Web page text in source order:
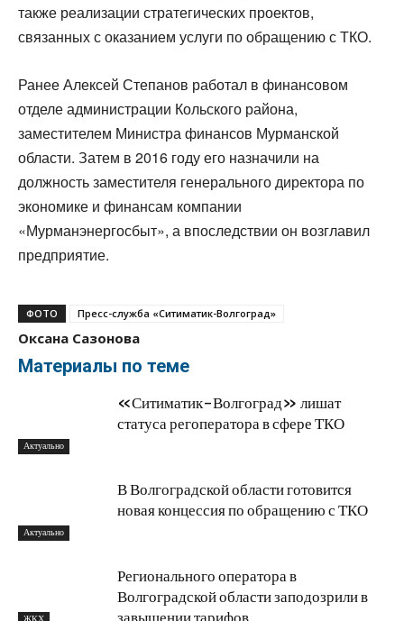
также реализации стратегических проектов,
связанных с оказанием услуги по обращению с ТКО.
Ранее Алексей Степанов работал в финансовом
отделе администрации Кольского района,
заместителем Министра финансов Мурманской
области. Затем в 2016 году его назначили на
должность заместителя генерального директора по
экономике и финансам компании
«Мурманэнергосбыт», а впоследствии он возглавил
предприятие.
ФОТО Пресс-служба «Ситиматик-Волгоград»
Оксана Сазонова
Материалы по теме
Актуально
«Ситиматик-Волгоград» лишат
статуса регоператора в сфере ТКО
Актуально
В Волгоградской области готовится
новая концессия по обращению с ТКО
Регионального оператора в
Волгоградской области заподозрили в
завышении тарифов